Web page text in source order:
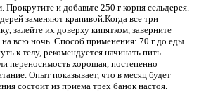
и добавьте 250 г корня сельдерея.
заменяют крапивой.Когда все три
залейте их доверху кипятком, заверните
на всю ночь. Способ применения: 70 г до еды
к телу, рекомендуется начинать пить
переносимость хорошая, постепенно
Опыт показывает, что в месяц будет
состоит из приема трех банок настоя.